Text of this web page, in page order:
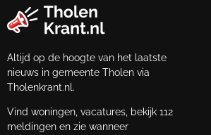
Altijd op de hoogte van het laatste
nieuws in gemeente Tholen via
Tholenkrant.nl.
Vind woningen, vacatures, bekijk 112
meldingen en zie wanneer